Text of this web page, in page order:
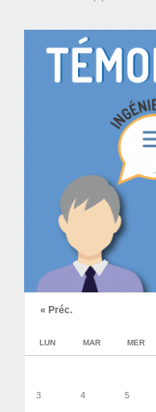
« Préc.
LUN MAR MER
3 4 5